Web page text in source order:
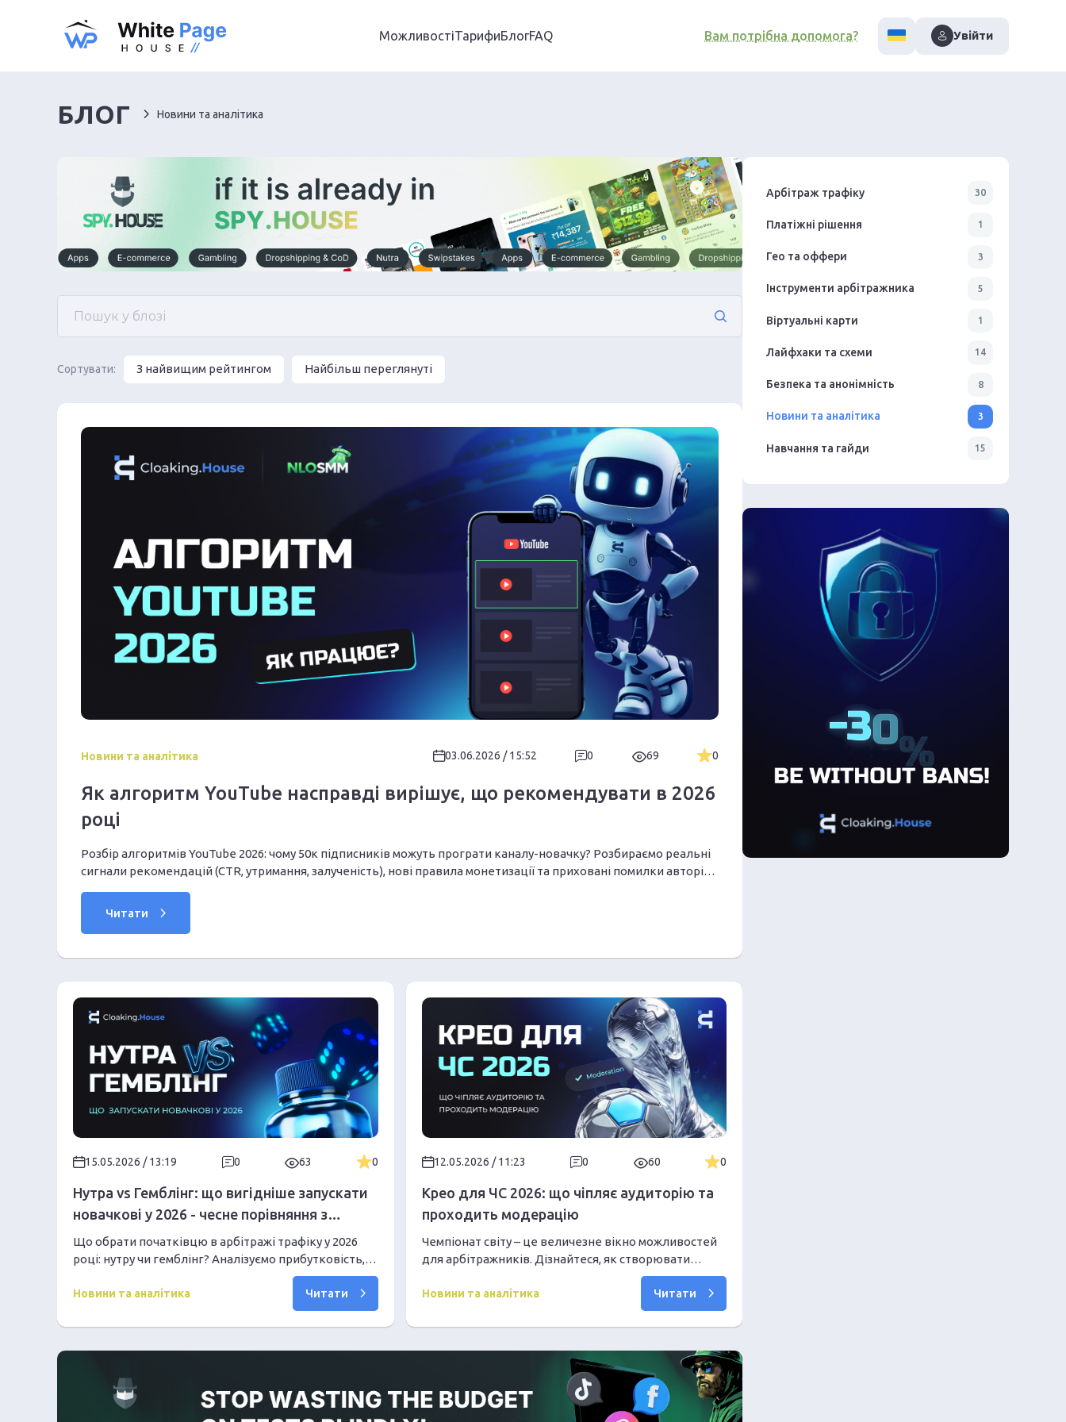
МожливостіТарифиБлогFAQ Вам потрібна допомога? Увійти
БЛОГ Новини та аналітика
Сортувати: З найвищим рейтингом Найбільш переглянуті
Новини та аналітика 03.06.2026 / 15:52 0 69 0
Як алгоритм YouTube насправді вирішує, що рекомендувати в 2026
році
Розбір алгоритмів YouTube 2026: чому 50к підписників можуть програти каналу-новачку? Розбираємо реальні
сигнали рекомендацій (CTR, утримання, залученість), нові правила монетизації та приховані помилки авторів,
Читати
15.05.2026 / 13:19 0 63 0
Нутра vs Гемблінг: що вигідніше запускати
новачкові у 2026 - чесне порівняння з
цифрами
Що обрати початківцю в арбітражі трафіку у 2026
році: нутру чи гемблінг? Аналізуємо прибутковість,
пороги входу та ризики кожної вертикалі без
прикрас
Новини та аналітика Читати
12.05.2026 / 11:23 0 60 0
Крео для ЧС 2026: що чіпляє аудиторію та
проходить модерацію
Чемпіонат світу – це величезне вікно можливостей
для арбітражників. Дізнайтеся, як створювати
креативи з високим CTR, які проходять сувору
модерацію та використовують правильний
Новини та аналітика Читати
Арбітраж трафіку 30
Платіжні рішення 1
Гео та оффери 3
Інструменти арбітражника 5
Віртуальні карти 1
Лайфхаки та схеми 14
Безпека та анонімність 8
Новини та аналітика 3
Навчання та гайди 15